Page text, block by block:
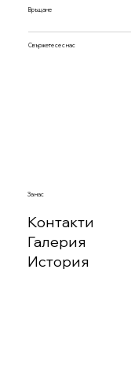
Връщане
Свържете се с нас
За нас
Контакти
Галерия
История